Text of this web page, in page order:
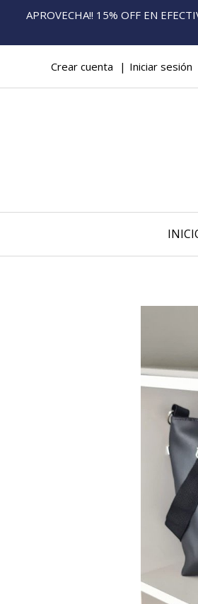
APROVECHA!! 15% OFF EN
Crear cuenta Iniciar sesión